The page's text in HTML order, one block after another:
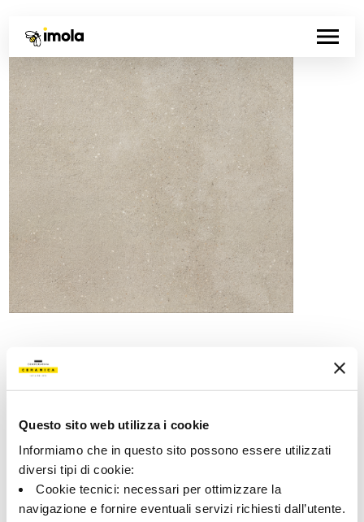
Questo sito web utilizza i cookie
Informiamo che in questo sito possono essere utilizzati
diversi tipi di cookie:
Cookie tecnici: necessari per ottimizzare la
navigazione e fornire eventuali servizi richiesti dall’utente.
192461 | REPLAY R60G RM
Colección
00923
Gris
matt